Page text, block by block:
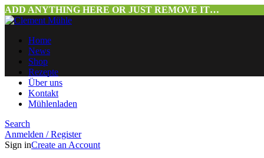
ADD ANYTHING HERE OR JUST REMOVE IT…
Home
News
Shop
Rezepte
Über uns
Kontakt
Mühlenladen
Search
Anmelden / Register
Sign inCreate an Account